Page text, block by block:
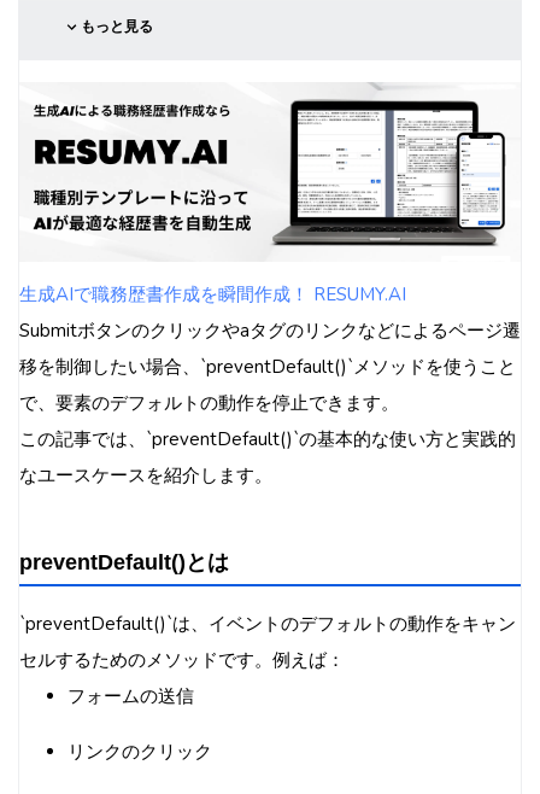
もっと見る
生成AIで職務歴書作成を瞬間作成！ RESUMY.AI
Submitボタンのクリックやaタグのリンクなどによるページ遷
移を制御したい場合、`preventDefault()`メソッドを使うこと
で、要素のデフォルトの動作を停止できます。
この記事では、`preventDefault()`の基本的な使い方と実践的
なユースケースを紹介します。
preventDefault()とは
`preventDefault()`は、イベントのデフォルトの動作をキャン
セルするためのメソッドです。例えば：
フォームの送信
リンクのクリック